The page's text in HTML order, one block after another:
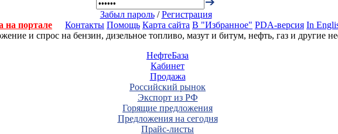
Забыл пароль/Регистрация
на портале
Контакты Помощь Карта сайта В "Избранное" PDA-версия In
и спрос на бензин, дизельное топливо, мазут и битум, нефть, газ и другие
НефтеБаза
Кабинет
Продажа
Российский рынок
Экспорт из РФ
Горящие предложения
Предложения на сегодня
Прайс-листы